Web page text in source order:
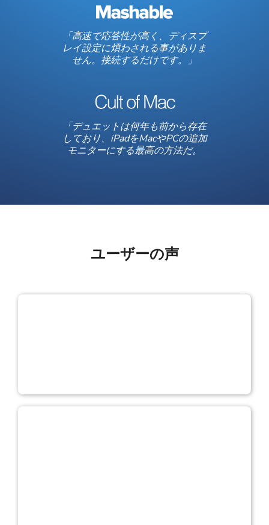
「高速で応答性が高く、ディスプ
レイ設定に煩わされる事がありま
せん。接続するだけです。」
「デュエットは何年も前から存在
しており、iPadをMacやPCの追加
モニターにする最高の方法だ。
ユーザーの声